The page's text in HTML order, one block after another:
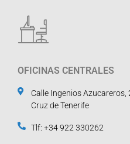
OFICINAS CENTRALES
Calle Ingenios
Cruz de Tenerife
Tlf: +34 922 330262